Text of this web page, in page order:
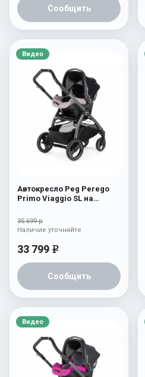
Сообщить
Видео
Автокресло Peg Perego
Primo Viaggio SL на
White/Black) Bloom Beige
35 699 р
33 799 e
Сообщить
Наличие уточняйте
Видео